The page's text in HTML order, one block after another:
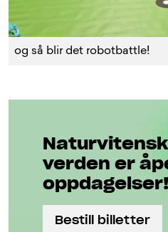
og så blir det robotbattle!
verden er
oppdagelser!
Bestill billetter